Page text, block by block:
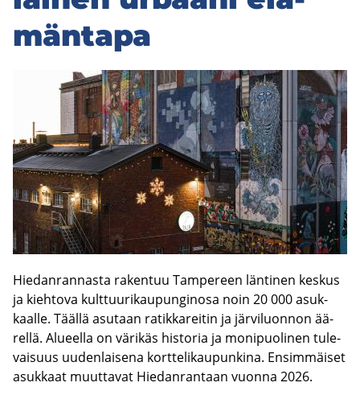
män­ta­pa
Hie­dan­ran­nas­ta ra­ken­tuu Tam­pe­reen län­ti­nen kes­kus
ja kieh­to­va kult­tuu­ri­kau­pun­gin­osa noin 20 000 asuk­
kaal­le. Tääl­lä asu­taan ra­tik­ka­rei­tin ja jär­vi­luon­non ää­
rel­lä. Alu­eel­la on vä­ri­käs his­to­ria ja mo­ni­puo­li­nen tu­le­
vai­suus uu­den­lai­se­na kort­te­li­kau­pun­ki­na. En­sim­mäi­set
asuk­kaat muut­ta­vat Hie­dan­ran­taan vuon­na 2026.